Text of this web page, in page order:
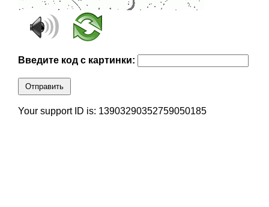
Введите код с картинки:
Отправить
Your support ID is: 13903290352759050185